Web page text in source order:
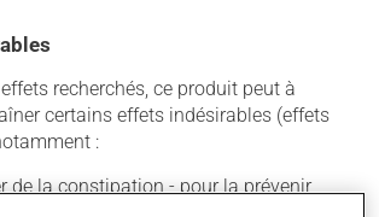
recherchés, ce produit peut à
certains effets indésirables (effets
:
de la constipation - pour la prévenir,
prenez plus de fibres alimentaires.